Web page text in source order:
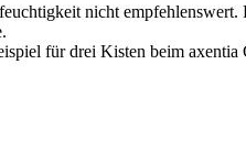
nicht empfehlenswert.
für drei Kisten beim